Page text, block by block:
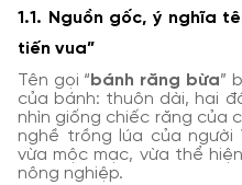
1.1. Nguồn gốc, ý nghĩa
tiến vua”
Tên gọi “ bánh răng bừa”
của bánh: thuôn dài, hai
nhìn giống chiếc răng của
nghề trồng lúa của
vừa mộc mạc, vừa thể
nông nghiệp.